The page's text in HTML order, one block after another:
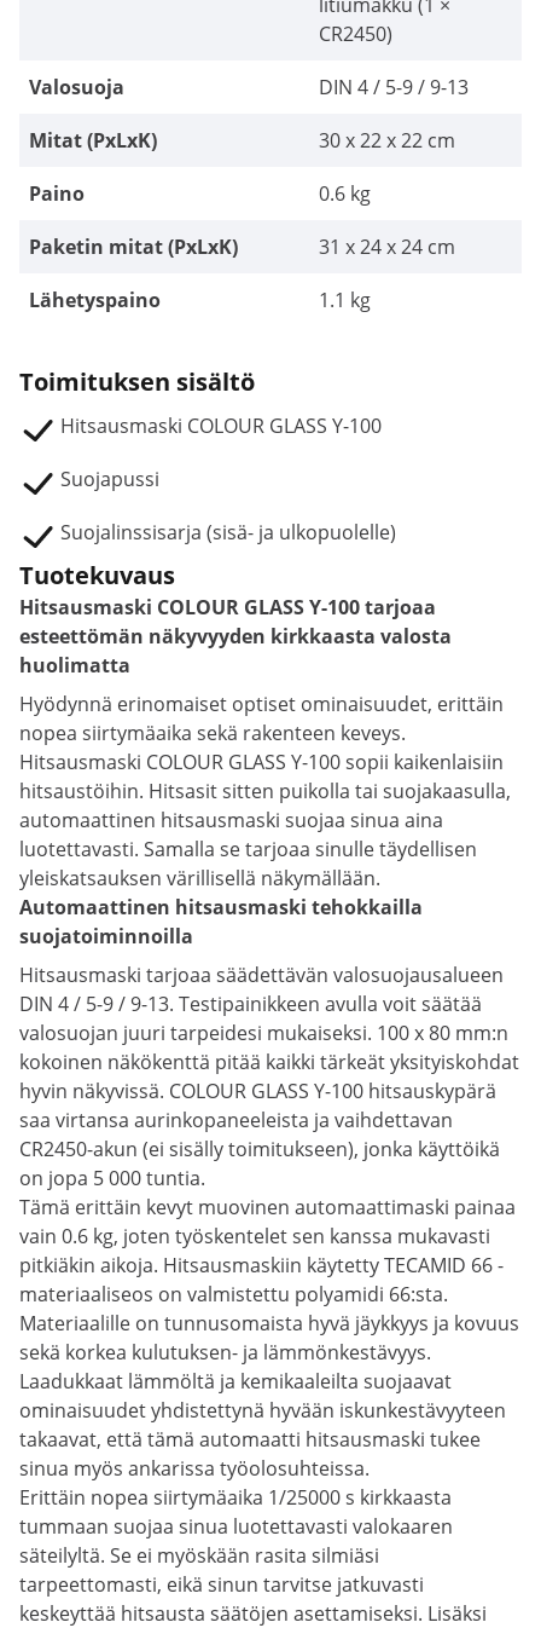
CR2450)
Valosuoja
DIN 4 / 5-9 / 9-13
Mitat (PxLxK)
30 x 22 x 22 cm
Paino
0.6 kg
Paketin mitat (PxLxK)
31 x 24 x 24 cm
Lähetyspaino
1.1 kg
Toimituksen sisältö
Hitsausmaski COLOUR GLASS Y-100
Suojapussi
Suojalinssisarja (sisä- ja ulkopuolelle)
Tuotekuvaus
Hitsausmaski COLOUR GLASS Y-100 tarjoaa
esteettömän näkyvyyden kirkkaasta valosta
huolimatta
Hyödynnä erinomaiset optiset ominaisuudet, erittäin
nopea siirtymäaika sekä rakenteen keveys.
Hitsausmaski COLOUR GLASS Y-100 sopii kaikenlaisiin
hitsaustöihin. Hitsasit sitten puikolla tai suojakaasulla,
automaattinen hitsausmaski suojaa sinua aina
luotettavasti. Samalla se tarjoaa sinulle täydellisen
yleiskatsauksen värillisellä näkymällään.
Automaattinen hitsausmaski tehokkailla
suojatoiminnoilla
Hitsausmaski tarjoaa säädettävän valosuojausalueen
DIN 4 / 5-9 / 9-13. Testipainikkeen avulla voit säätää
valosuojan juuri tarpeidesi mukaiseksi. 100 x 80 mm:n
kokoinen näkökenttä pitää kaikki tärkeät yksityiskohdat
hyvin näkyvissä. COLOUR GLASS Y-100 hitsauskypärä
saa virtansa aurinkopaneeleista ja vaihdettavan
CR2450-akun (ei sisälly toimitukseen), jonka käyttöikä
on jopa 5 000 tuntia.
Tämä erittäin kevyt muovinen automaattimaski painaa
vain 0.6 kg, joten työskentelet sen kanssa mukavasti
pitkiäkin aikoja. Hitsausmaskiin käytetty TECAMID 66 -
materiaaliseos on valmistettu polyamidi 66:sta.
Materiaalille on tunnusomaista hyvä jäykkyys ja kovuus
sekä korkea kulutuksen- ja lämmönkestävyys.
Laadukkaat lämmöltä ja kemikaaleilta suojaavat
ominaisuudet yhdistettynä hyvään iskunkestävyyteen
takaavat, että tämä automaatti hitsausmaski tukee
sinua myös ankarissa työolosuhteissa.
Erittäin nopea siirtymäaika 1/25000 s kirkkaasta
tummaan suojaa sinua luotettavasti valokaaren
säteilyltä. Se ei myöskään rasita silmiäsi
tarpeettomasti, eikä sinun tarvitse jatkuvasti
keskeyttää hitsausta säätöjen asettamiseksi. Lisäksi